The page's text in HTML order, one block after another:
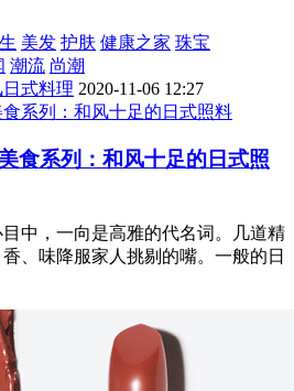
美发 护肤 健康之家 珠宝
潮流 尚潮
式料理 2020-11-06 12:27
食系列：和风十足的日式照
，一向是高雅的代名词。几道精
、味降服家人挑剔的嘴。一般的日